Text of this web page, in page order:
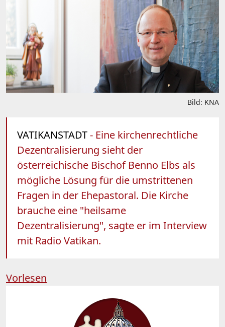
Bild: KNA
VATIKANSTADT- Eine kirchenrechtliche
Dezentralisierung sieht der
österreichische Bischof Benno Elbs als
mögliche Lösung für die umstrittenen
Fragen in der Ehepastoral. Die Kirche
brauche eine "heilsame
Dezentralisierung", sagte er im Interview
mit Radio Vatikan.
Vorlesen